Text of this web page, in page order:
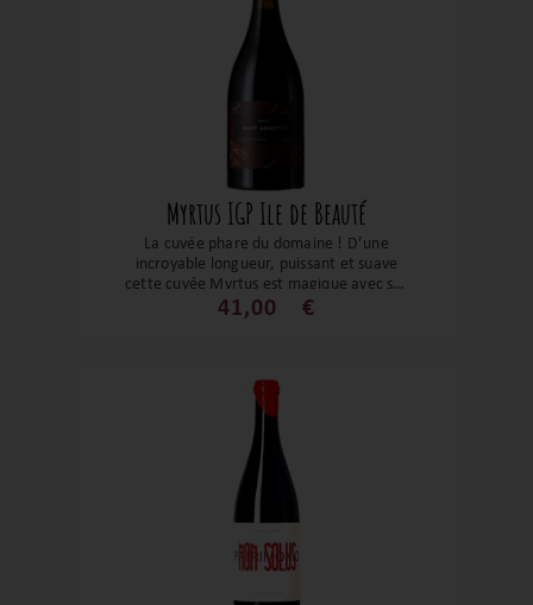
Myrtus IGP Ile de Beauté
La cuvée phare du domaine ! D’une
incroyable longueur, puissant et suave
cette cuvée Myrtus est magique avec ses
notes animales, de clou de girofle et de
41,00 €